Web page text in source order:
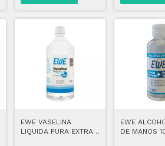
EWE VASELINA
LIQUIDA PURA EXTRA
EWE
DE MANOS